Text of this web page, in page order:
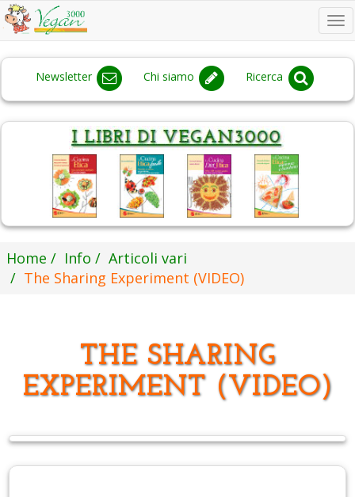
Newsletter Chi siamo Ricerca
Home Info
Articoli vari
The Sharing Experiment (VIDEO)
THE SHARING
EXPERIMENT (VIDEO)